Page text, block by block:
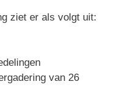
ziet er als volgt uit:
van 26